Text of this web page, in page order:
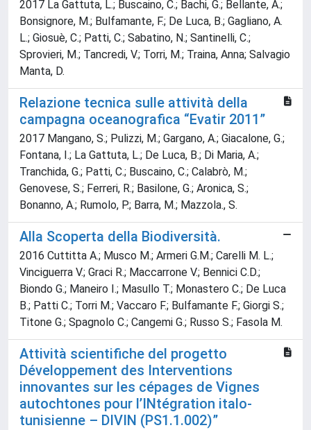
2017 La Gattuta, L.; Buscaino, C.; Bachi, G.; Bellante, A.;
Bonsignore, M.; Bulfamante, F.; De Luca, B.; Gagliano, A.
L.; Giosuè, C.; Patti, C.; Sabatino, N.; Santinelli, C.;
Sprovieri, M.; Tancredi, V.; Torri, M.; Traina, Anna; Salvagio
Manta, D.
Relazione tecnica sulle attività della
campagna oceanografica “Evatir 2011”
2017 Mangano, S.; Pulizzi, M.; Gargano, A.; Giacalone, G.;
Fontana, I.; La Gattuta, L.; De Luca, B.; Di Maria, A.;
Tranchida, G.; Patti, C.; Buscaino, C.; Calabrò, M.;
Genovese, S.; Ferreri, R.; Basilone, G.; Aronica, S.;
Bonanno, A.; Rumolo, P.; Barra, M.; Mazzola., S.
Alla Scoperta della Biodiversità.
2016 Cuttitta A.; Musco M.; Armeri G.M.; Carelli M. L.;
Vinciguerra V.; Graci R.; Maccarrone V.; Bennici C.D.;
Biondo G.; Maneiro I.; Masullo T.; Monastero C.; De Luca
B.; Patti C.; Torri M.; Vaccaro F.; Bulfamante F.; Giorgi S.;
Titone G.; Spagnolo C.; Cangemi G.; Russo S.; Fasola M.
Attività scientifiche del progetto
Développement des Interventions
innovantes sur les cépages de Vignes
autochtones pour l’INtégration italo-
tunisienne – DIVIN (PS1.1.002)”